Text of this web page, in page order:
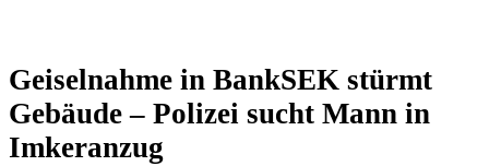
Geiselnahme in BankSEK stürmt
Gebäude – Polizei sucht Mann in
Imkeranzug